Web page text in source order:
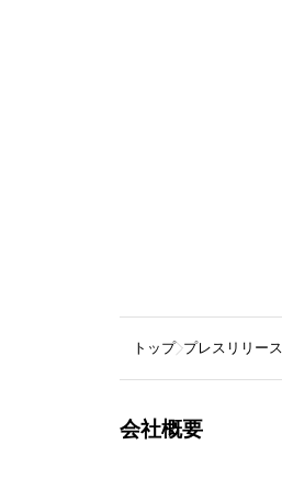
トップ プレスリリース
会社概要